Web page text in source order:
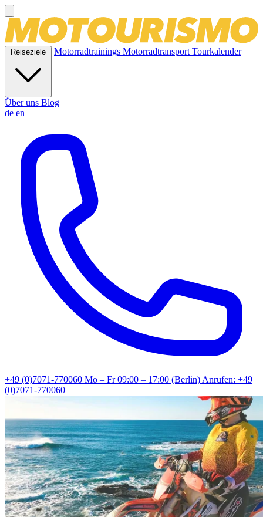
Reiseziele Motorradtrainings MotorradtransportTourkalender
Über uns Blog
de en
+49 (0)7071-770060 Mo – Fr 09:00 – 17:00 (Berlin)Anrufen: +49
(0)7071-770060